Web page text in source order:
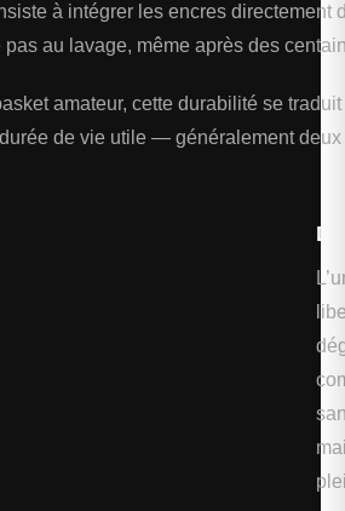
à intégrer les encres
pas au lavage, même après des
amateur, cette durabilité se
de vie utile — généralement